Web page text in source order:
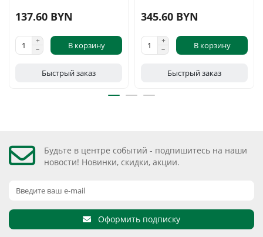
137.60 BYN
В корзину
Быстрый заказ
345.60 BYN
В корзину
Быстрый заказ
Будьте в центре событий - подпишитесь на наши
новости! Новинки, скидки, акции.
Оформить подписку